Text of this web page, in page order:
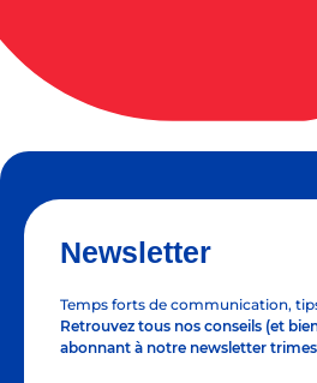
Newsletter
Temps forts de communication,
Retrouvez tous nos conseils (et
abonnant à notre newsletter